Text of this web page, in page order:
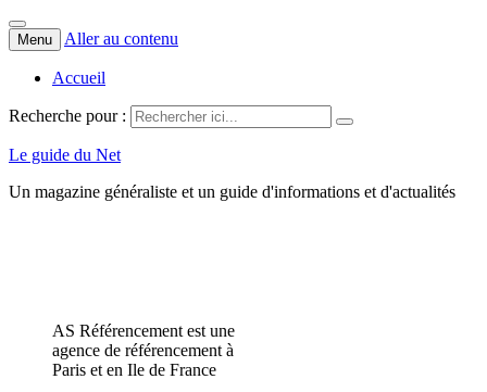
Menu Aller au contenu
Accueil
Recherche pour :
Le guide du Net
Un magazine généraliste et un guide d'informations et d'actualités
AS Référencement est une
agence de référencement à
Paris et en Ile de France